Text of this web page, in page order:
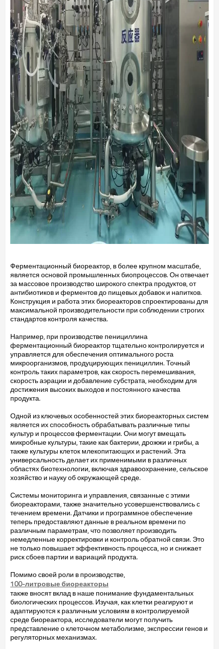
Ферментационный биореактор, в более крупном масштабе,
является основой промышленных биопроцессов. Он отвечает
за массовое производство широкого спектра продуктов, от
антибиотиков и ферментов до пищевых добавок и напитков.
Конструкция и работа этих биореакторов спроектированы для
максимальной производительности при соблюдении строгих
стандартов контроля качества.
Например, при производстве пенициллина
ферментационный биореактор тщательно контролируется и
управляется для обеспечения оптимального роста
микроорганизмов, продуцирующих пенициллин. Точный
контроль таких параметров, как скорость перемешивания,
скорость аэрации и добавление субстрата, необходим для
достижения высоких выходов и постоянного качества
продукта.
Одной из ключевых особенностей этих биореакторных систем
является их способность обрабатывать различные типы
культур и процессов ферментации. Они могут вмещать
микробные культуры, такие как бактерии, дрожжи и грибы, а
также культуры клеток млекопитающих и растений. Эта
универсальность делает их применимыми в различных
областях биотехнологии, включая здравоохранение, сельское
хозяйство и науку об окружающей среде.
Системы мониторинга и управления, связанные с этими
биореакторами, также значительно усовершенствовались с
течением времени. Датчики и программное обеспечение
теперь предоставляют данные в реальном времени по
различным параметрам, что позволяет производить
немедленные корректировки и контроль обратной связи. Это
не только повышает эффективность процесса, но и снижает
риск сбоев партии и вариаций продукта.
Помимо своей роли в производстве,
100-литровые биореакторы
также вносят вклад в наше понимание фундаментальных
биологических процессов. Изучая, как клетки реагируют и
адаптируются к различным условиям в контролируемой
среде биореактора, исследователи могут получить
представление о клеточном метаболизме, экспрессии генов и
регуляторных механизмах.